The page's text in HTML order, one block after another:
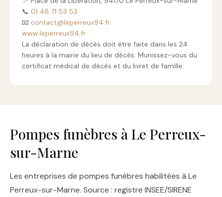
📞 01 48 71 53 53
📧 contact@leperreux94.fr
www.leperreux94.fr
La déclaration de décès doit être faite dans les 24
heures à la mairie du lieu de décès. Munissez-vous du
certificat médical de décès et du livret de famille.
Pompes funèbres à Le Perreux-
sur-Marne
Les entreprises de pompes funèbres habilitées à Le
Perreux-sur-Marne. Source : registre INSEE/SIRENE